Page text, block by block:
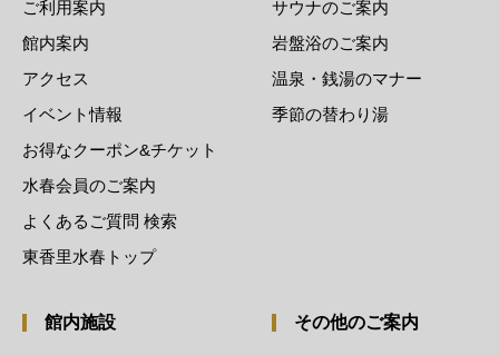
ご利用案内
館内案内
アクセス
イベント情報
お得なクーポン&チケット
水春会員のご案内
よくあるご質問 検索
東香里水春トップ
サウナのご案内
岩盤浴のご案内
温泉・銭湯のマナー
季節の替わり湯
館内施設 その他のご案内